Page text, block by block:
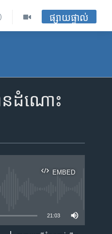
ផ្សាយផ្ទាល់
ាន​​ដំណោះ
EMBED
21:03